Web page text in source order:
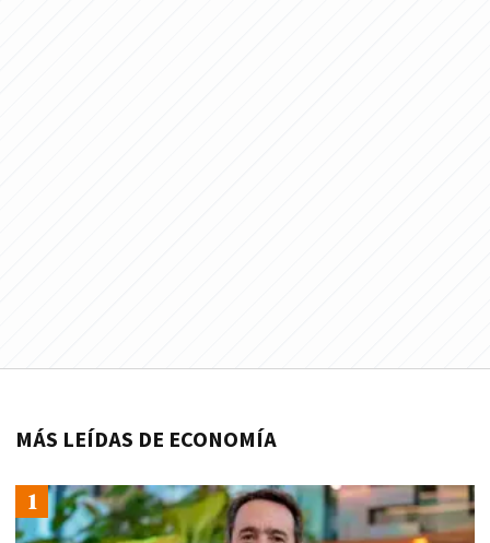
MÁS LEÍDAS DE ECONOMÍA